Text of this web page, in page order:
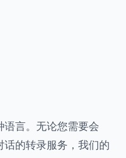
言。无论您需要会
的转录服务，我们的